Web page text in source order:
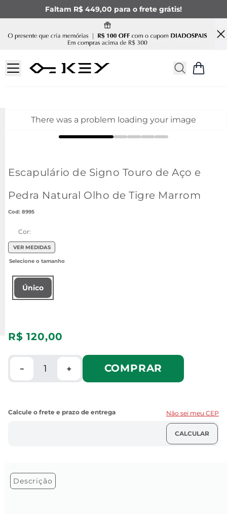
Faltam R$ 449,00 para o frete grátis!
There was a problem loading your image
Escapulário de Signo Touro de Aço e
Pedra Natural Olho de Tigre Marrom
: 8995
Cor:
VER MEDIDAS
Único
R$ 120,00
＋
－ COMPRAR
Não sei meu CEP
Descrição